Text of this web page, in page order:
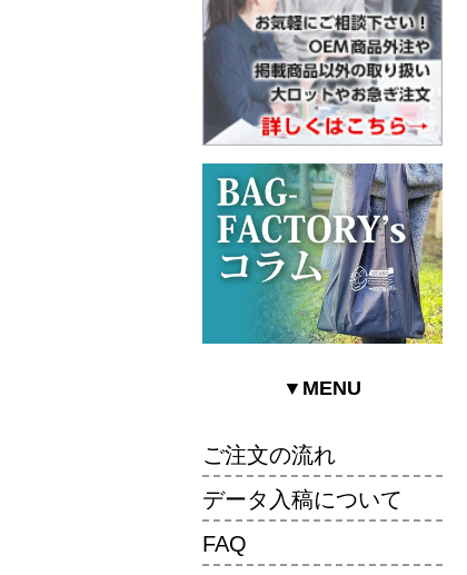
▼MENU
ご注文の流れ
データ入稿について
FAQ